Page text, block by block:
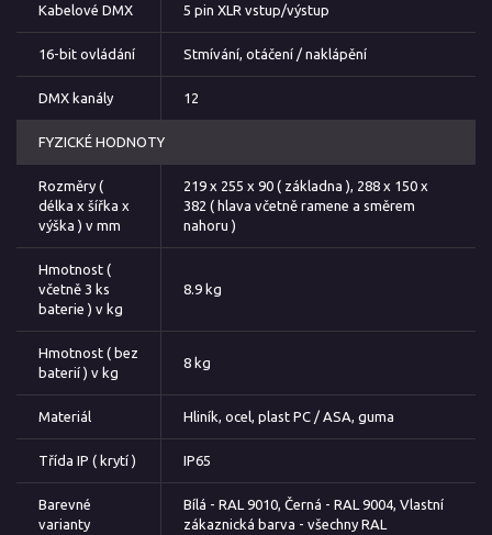
Kabelové DMX 5 pin XLR vstup/výstup
16-bit ovládání Stmívání, otáčení / naklápění
DMX kanály 12
FYZICKÉ HODNOTY
Rozměry (
délka x šířka x
výška ) v mm
219 x 255 x 90 ( základna ), 288 x 150 x
382 ( hlava včetně ramene a směrem
nahoru )
Hmotnost (
včetně 3 ks
baterie ) v kg
8.9 kg
Hmotnost ( bez
baterií ) v kg
8 kg
Materiál Hliník, ocel, plast PC / ASA, guma
Třída IP ( krytí ) IP65
Barevné
varianty
Bílá - RAL 9010, Černá - RAL 9004, Vlastní
zákaznická barva - všechny RAL